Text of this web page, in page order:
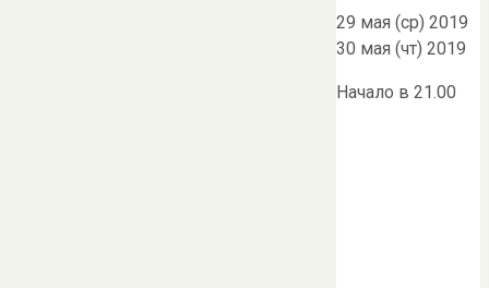
29 мая (ср) 2019
30 мая (чт) 2019
Начало в 21.00